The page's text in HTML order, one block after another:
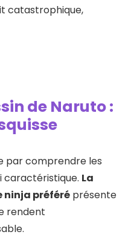
catastrophique,
de Naruto :
par comprendre les
caractéristique. La
ninja préféré présente
rendent